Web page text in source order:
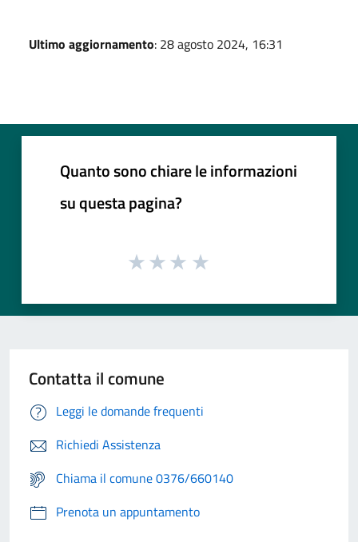
Ultimo aggiornamento: 28 agosto 2024, 16:31
Quanto sono chiare le informazioni
su questa pagina?
Contatta il comune
Leggi le domande frequenti
Richiedi Assistenza
Chiama il comune 0376/660140
Prenota un appuntamento